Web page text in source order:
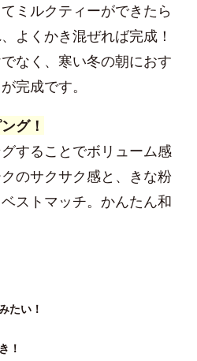
ミルクティーができたら
よくかき混ぜれば完成！
なく、寒い冬の朝におす
完成です。
グ！
することでボリューム感
のサクサク感と、きな粉
ストマッチ。かんたん和
たい！
！